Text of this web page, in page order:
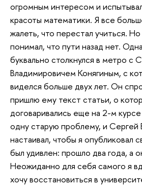
огромным интересом и
красоты математики. Я все
жалеть, что перестал учиться.
понимал, что пути назад нет.
буквально столкнулся в метро с
Владимировичем Конягиным, с
виделся больше двух лет. Он
пришлю ему текст статьи, о
договаривались еще на 2-м
одну старую проблему, и Сергей
настаивал, чтобы я опубликовал
был удивлен: прошло два года, а
Неожиданно для себя самого я
хочу восстановиться в